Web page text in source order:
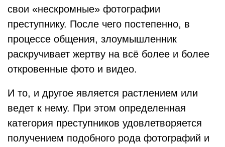
свои «нескромные» фотографии
преступнику. После чего постепенно, в
процессе общения, злоумышленник
раскручивает жертву на всё более и более
откровенные фото и видео.
И то, и другое является растлением или
ведет к нему. При этом определенная
категория преступников удовлетворяется
получением подобного рода фотографий и